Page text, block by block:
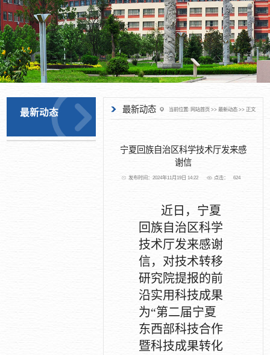
最新动态 最新动态 当前位置: 网站首页>> 最新动态>> 正文
宁夏回族自治区科学技术厅发来感
谢信
发布时间：2024年11月19日 14:22 点击： 624
近日，宁夏
回族自治区科学
技术厅发来感谢
信，对技术转移
研究院提报的前
沿实用科技成果
为“第二届宁夏
东西部科技合作
暨科技成果转化